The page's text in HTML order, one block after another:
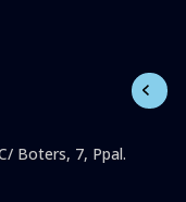
Boters, 7, Ppal.